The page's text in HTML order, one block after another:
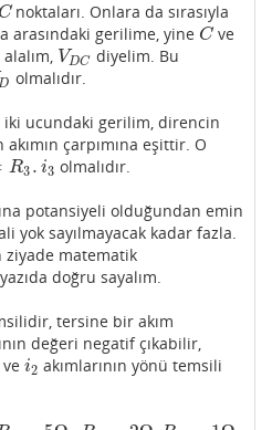
C
C noktaları. Onlara da sırasıyla
arasındaki gerilime, yine C
C ve
VDC
VDC diyelim. Bu
olmalıdır.
ucundaki gerilim, direncin
çarpımına eşittir. O
R3 . i3 olmalıdır.
potansiyeli olduğundan emin
yok sayılmayacak kadar fazla.
matematik
doğru sayalım.
tersine bir akım
değeri negatif çıkabilir,
ve i2
i2 akımlarının yönü temsili